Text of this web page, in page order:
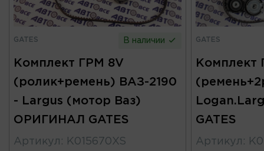
GATES В наличии
Комплект ГРМ 8V
(ролик+ремень) ВАЗ-2190
- Largus (мотор Ваз)
ОРИГИНАЛ GATES
Артикул :
K015670XS
GATES
Комплект
GATES
Артикул :